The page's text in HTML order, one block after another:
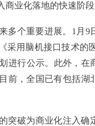
业化落地的快速阶段
个重要进展。1月9
采用脑机接口技术的
进行公示。此外，在
前，全国已有包括
破为商业化注入确